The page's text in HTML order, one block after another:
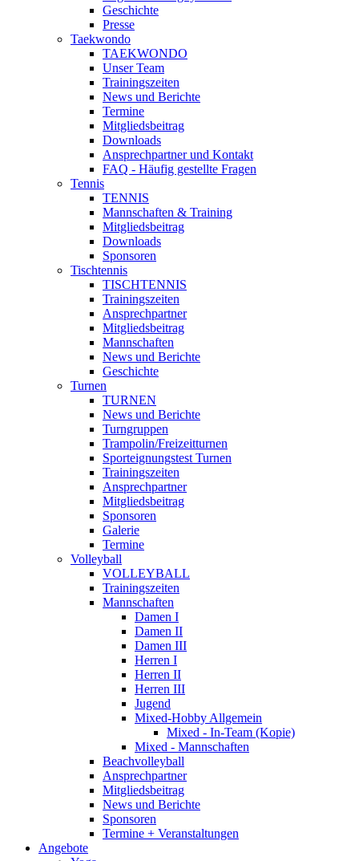
Geschichte
Presse
Taekwondo
TAEKWONDO
Unser Team
Trainingszeiten
News und Berichte
Termine
Mitgliedsbeitrag
Downloads
Ansprechpartner und Kontakt
FAQ - Häufig gestellte Fragen
Tennis
TENNIS
Mannschaften & Training
Mitgliedsbeitrag
Downloads
Sponsoren
Tischtennis
TISCHTENNIS
Trainingszeiten
Ansprechpartner
Mitgliedsbeitrag
Mannschaften
News und Berichte
Geschichte
Turnen
TURNEN
News und Berichte
Turngruppen
Trampolin/Freizeitturnen
Sporteignungstest Turnen
Trainingszeiten
Ansprechpartner
Mitgliedsbeitrag
Sponsoren
Galerie
Termine
Volleyball
VOLLEYBALL
Trainingszeiten
Mannschaften
Damen I
Damen II
Damen III
Herren I
Herren II
Herren III
Jugend
Mixed-Hobby Allgemein
Mixed - In-Team (Kopie)
Mixed - Mannschaften
Beachvolleyball
Ansprechpartner
Mitgliedsbeitrag
News und Berichte
Sponsoren
Termine + Veranstaltungen
Angebote